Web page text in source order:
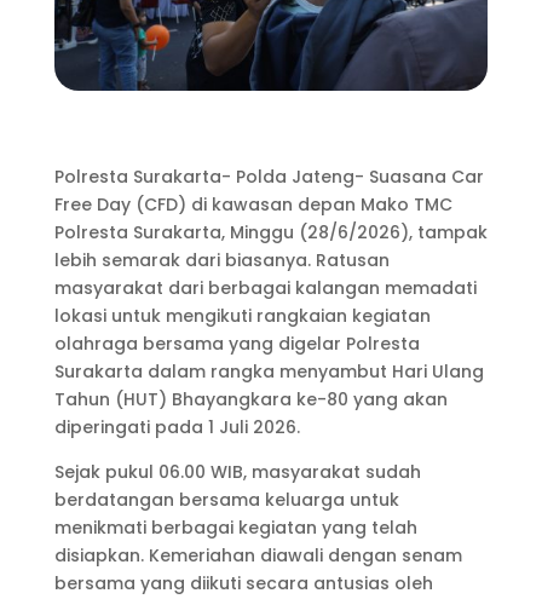
Polresta Surakarta- Polda Jateng- Suasana Car
Free Day (CFD) di kawasan depan Mako TMC
Polresta Surakarta, Minggu (28/6/2026), tampak
lebih semarak dari biasanya. Ratusan
masyarakat dari berbagai kalangan memadati
lokasi untuk mengikuti rangkaian kegiatan
olahraga bersama yang digelar Polresta
Surakarta dalam rangka menyambut Hari Ulang
Tahun (HUT) Bhayangkara ke-80 yang akan
diperingati pada 1 Juli 2026.
Sejak pukul 06.00 WIB, masyarakat sudah
berdatangan bersama keluarga untuk
menikmati berbagai kegiatan yang telah
disiapkan. Kemeriahan diawali dengan senam
bersama yang diikuti secara antusias oleh